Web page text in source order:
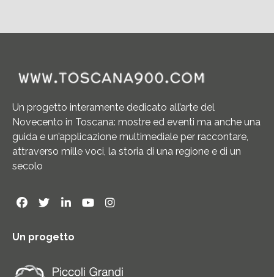
Un progetto interamente dedicato all’arte del
Novecento in Toscana: mostre ed eventi ma anche una
guida e un’applicazione multimediale per raccontare,
attraverso mille voci, la storia di una regione e di un
secolo
Un progetto